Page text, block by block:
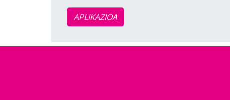
APLIKAZIOA